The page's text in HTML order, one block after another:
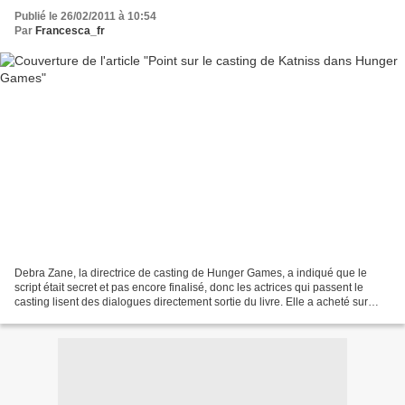
Publié le 26/02/2011 à 10:54
Par Francesca_fr
Debra Zane, la directrice de casting de Hunger Games, a indiqué que le
script était secret et pas encore finalisé, donc les actrices qui passent le
casting lisent des dialogues directement sortie du livre. Elle a acheté sur